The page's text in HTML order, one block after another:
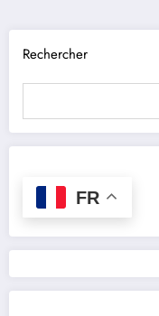
Rechercher
FR